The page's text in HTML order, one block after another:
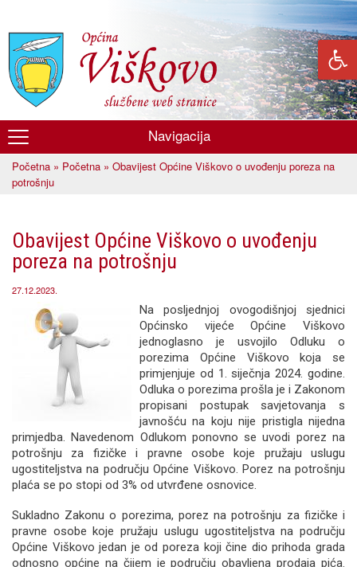
glavni
sadržaj
Općina
Viškovo
Navigacija
Vi ste ovdje
Početna » Početna » Obavijest Općine Viškovo o uvođenju poreza na
potrošnju
Obavijest Općine Viškovo o uvođenju
poreza na potrošnju
27.12.2023.
Na posljednjoj ovogodišnjoj sjednici
Općinsko vijeće Općine Viškovo
jednoglasno je usvojilo Odluku o
porezima Općine Viškovo koja se
primjenjuje od 1. siječnja 2024. godine.
Odluka o porezima prošla je i Zakonom
propisani postupak savjetovanja s
javnošću na koju nije pristigla nijedna
primjedba. Navedenom Odlukom ponovno se uvodi porez na
potrošnju za fizičke i pravne osobe koje pružaju uslugu
ugostiteljstva na području Općine Viškovo. Porez na potrošnju
plaća se po stopi od 3% od utvrđene osnovice.
Sukladno Zakonu o porezima, porez na potrošnju za fizičke i
pravne osobe koje pružaju uslugu ugostiteljstva na području
Općine Viškovo jedan je od poreza koji čine dio prihoda grada
odnosno općine na čijem je području obavljena prodaja pića.